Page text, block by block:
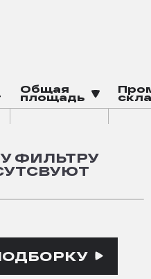
Общая
площадь
ФИЛЬТРУ